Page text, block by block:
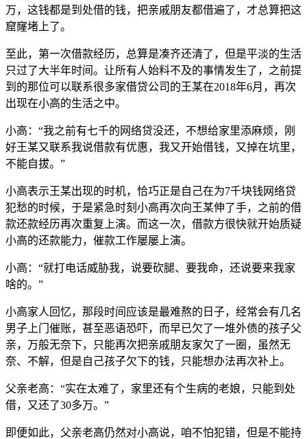
万，这钱都是到处借的钱，把亲戚朋友都借遍了，才总算把这
窟窿堵上了。
至此，第一次借款经历，总算是凑齐还清了，但是平淡的生活
只过了大半年时间。让所有人始料不及的事情发生了，之前提
到的那位可以联系很多家借贷公司的王某在2018年6月，再次
出现在小高的生活之中。
小高：“我之前有七千的网络贷没还，不想给家里添麻烦，刚
好王某又联系我说借款有优惠，我又开始借钱，又掉在坑里，
不能自拔。”
小高表示王某出现的时机，恰巧正是自己在为7千块钱网络贷
犯愁的时候，于是紧急时刻小高再次向王某伸了手，之前的借
款还款经历再次重复上演。而这一次，借款方很快就开始质疑
小高的还款能力，催款工作屡屡上演。
小高：“就打电话威胁我，说要砍腿、要我命，还说要来我家
啥的。”
小高家人回忆，那段时间应该是最难熬的日子，经常会有几名
男子上门催账，甚至恶语恐吓，而早已欠了一堆外债的孩子父
亲，万般无奈下，只能再次把亲戚朋友家欠了一圈，虽然无
奈、不解，但是自己孩子欠下的钱，只能想办法再次补上。
父亲老高：“实在太难了，家里还有个生病的老娘，只能到处
借，又还了30多万。”
即便如此，父亲老高仍然对小高说，咱不怕犯错，但是不能持